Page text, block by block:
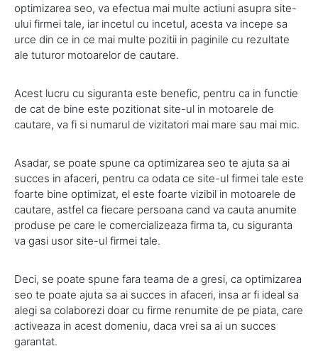
optimizarea seo, va efectua mai multe actiuni asupra site-
ului firmei tale, iar incetul cu incetul, acesta va incepe sa
urce din ce in ce mai multe pozitii in paginile cu rezultate
ale tuturor motoarelor de cautare.
Acest lucru cu siguranta este benefic, pentru ca in functie
de cat de bine este pozitionat site-ul in motoarele de
cautare, va fi si numarul de vizitatori mai mare sau mai mic.
Asadar, se poate spune ca optimizarea seo te ajuta sa ai
succes in afaceri, pentru ca odata ce site-ul firmei tale este
foarte bine optimizat, el este foarte vizibil in motoarele de
cautare, astfel ca fiecare persoana cand va cauta anumite
produse pe care le comercializeaza firma ta, cu siguranta
va gasi usor site-ul firmei tale.
Deci, se poate spune fara teama de a gresi, ca optimizarea
seo te poate ajuta sa ai succes in afaceri, insa ar fi ideal sa
alegi sa colaborezi doar cu firme renumite de pe piata, care
activeaza in acest domeniu, daca vrei sa ai un succes
garantat.